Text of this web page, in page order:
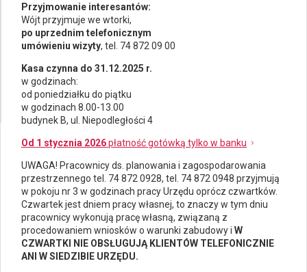
Przyjmowanie interesantów:
Wójt przyjmuje we wtorki,
po uprzednim telefonicznym
umówieniu wizyty, tel. 74 872 09 00
Kasa czynna do 31.12.2025 r.
w godzinach:
od poniedziałku do piątku
w godzinach 8.00-13.00
budynek B, ul. Niepodległości 4
Od 1 stycznia 2026płatność gotówką tylko w banku
UWAGA! Pracownicy ds. planowania i zagospodarowania
przestrzennego tel. 74 872 0928, tel. 74 872 0948 przyjmują
w pokoju nr 3 w godzinach pracy Urzędu oprócz czwartków.
Czwartek jest dniem pracy własnej, to znaczy w tym dniu
pracownicy wykonują pracę własną, związaną z
procedowaniem wniosków o warunki zabudowy i W
CZWARTKI NIE OBSŁUGUJĄ KLIENTÓW TELEFONICZNIE
ANI W SIEDZIBIE URZĘDU.